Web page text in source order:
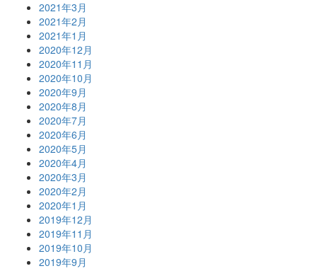
2021年3月
2021年2月
2021年1月
2020年12月
2020年11月
2020年10月
2020年9月
2020年8月
2020年7月
2020年6月
2020年5月
2020年4月
2020年3月
2020年2月
2020年1月
2019年12月
2019年11月
2019年10月
2019年9月